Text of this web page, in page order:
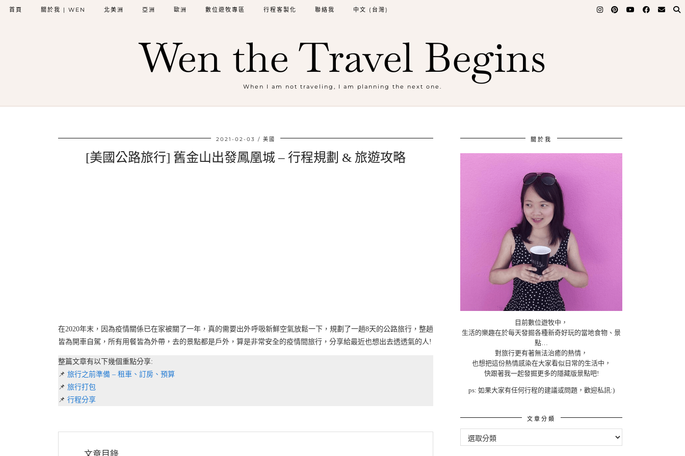
Wen the Travel Begins
When I am not traveling, I am planning the next one.
首頁 關於我 | WEN 北美洲 亞洲 歐洲 數位遊牧專區 行程客製化 聯絡我 中文 (台灣)
2021-02-03 美國
[美國公路旅行] 舊金山出發鳳凰城 – 行程規劃 & 旅遊攻略
在2020年末，因為疫情關係已在家被關了一年，真的需要出外呼吸新鮮空氣放鬆一下，規劃了一趟8天的公路旅行，整趟
皆為開車自駕，所有用餐皆為外帶，去的景點都是戶外，算是非常安全的疫情間旅行，分享給最近也想出去透透氣的人!
整篇文章有以下幾個重點分享:
📌 旅行之前準備 – 租車、訂房、預算
📌 旅行打包
📌 行程分享
關於我
目前數位遊牧中，
生活的樂趣在於每天發掘各種新奇好玩的當地食物、景
點…
對旅行更有著無法治癒的熱情，
也想把這份熱情感染在大家看似日常的生活中，
快跟著我一起發掘更多的隱藏版景點吧!
ps: 如果大家有任何行程的建議或問題，歡迎私訊:)
文章分類